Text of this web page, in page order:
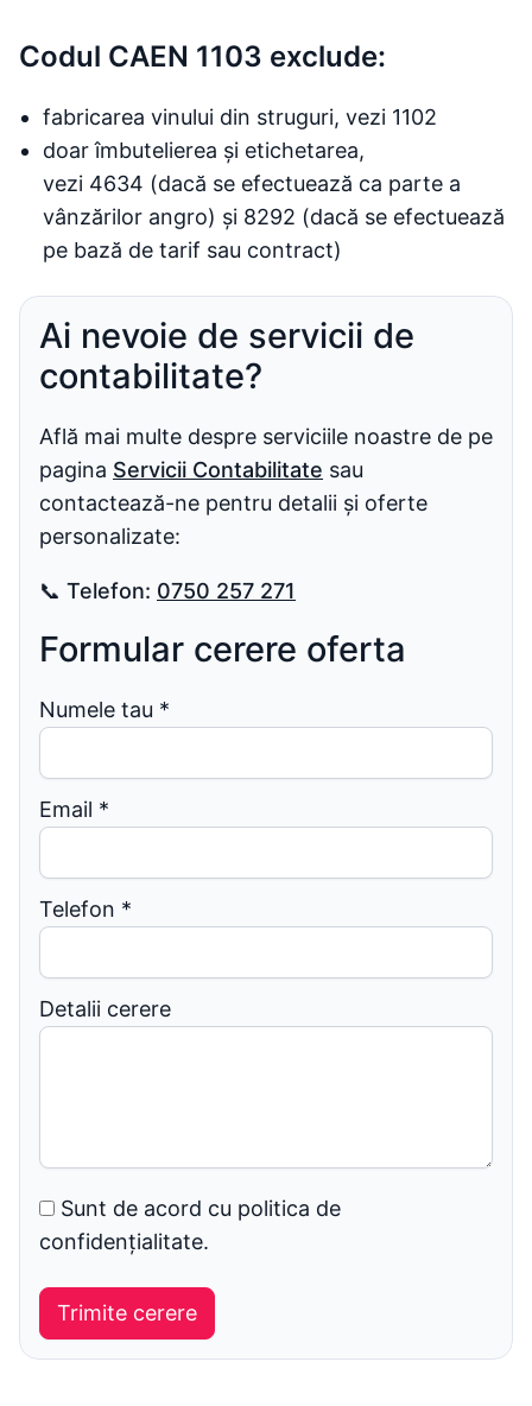
Codul CAEN 1103 exclude:
fabricarea vinului din struguri, vezi 1102
doar îmbutelierea și etichetarea,
vezi 4634 (dacă se efectuează ca parte a
vânzărilor angro) și 8292 (dacă se efectuează
pe bază de tarif sau contract)
Ai nevoie de servicii de
contabilitate?
Află mai multe despre serviciile noastre de pe
pagina Servicii Contabilitate sau
contactează-ne pentru detalii și oferte
personalizate:
📞 Telefon: 0750 257 271
Formular cerere oferta
Numele tau *
Email *
Telefon *
Detalii cerere
Sunt de acord cu politica de
confidențialitate.